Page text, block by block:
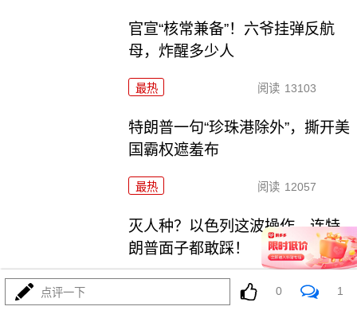
官宣“核常兼备”！六爷挂弹反航
母，炸醒多少人
最热 阅读 13103
特朗普一句“珍珠港除外”，撕开美
国霸权遮羞布
最热 阅读 12057
灭人种？以色列这波操作，连特
朗普面子都敢踩！
阅读 7483
点评一下 0 1